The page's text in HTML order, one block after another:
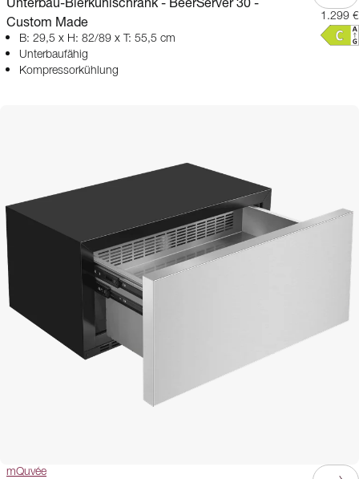
Custom Made
B: 29,5 x H: 82/89 x T: 55,5 cm
Unterbaufähig
Kompressorkühlung
1.299 €
mQuvée